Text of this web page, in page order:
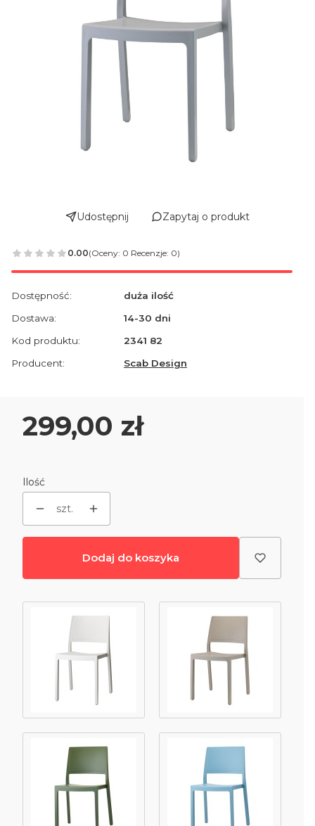
Udostępnij Zapytaj o produkt
0.00(Oceny: 0 Recenzje: 0)
Dostępność:
duża ilość
Dostawa:
14-30 dni
Kod produktu:
2341 82
Producent:
Scab Design
Cena
299,00 zł
Ilość
szt.
Dodaj do koszyka